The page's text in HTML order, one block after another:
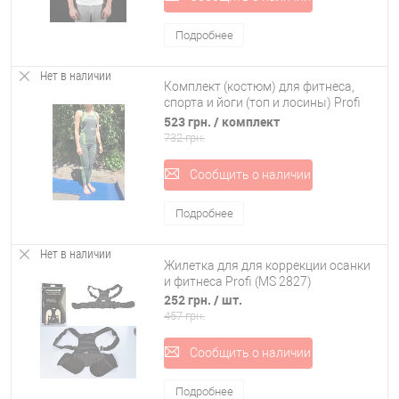
фитнеса;
бодибилдинга.
Подробнее
Нет в наличии
Комплект (костюм) для фитнеса,
спорта и йоги (топ и лосины) Profi
(MS 2055-1)
523 грн. / комплект
732 грн.
Сообщить о наличии
Подробнее
Нет в наличии
Жилетка для для коррекции осанки
и фитнеса Profi (MS 2827)
252 грн. / шт.
457 грн.
Сообщить о наличии
Подробнее